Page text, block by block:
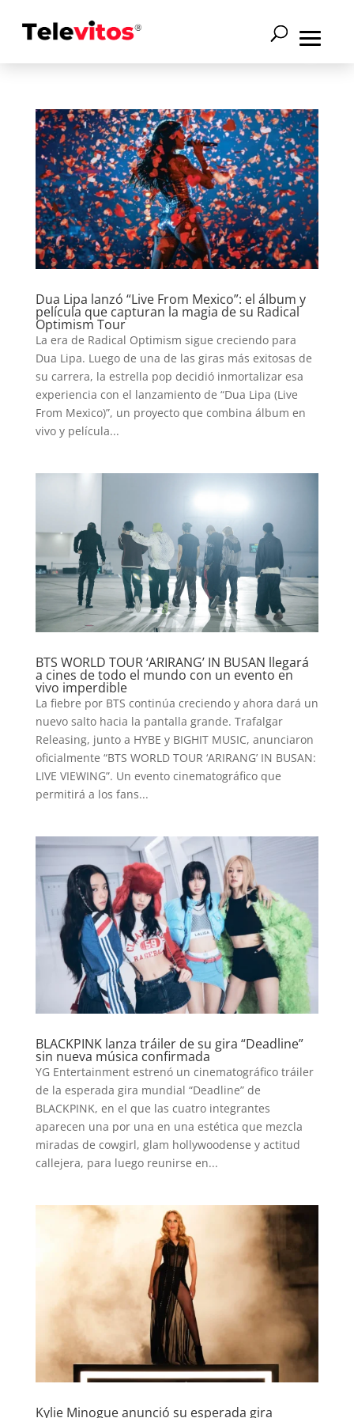
Dua Lipa lanzó “Live From Mexico”: el álbum y
película que capturan la magia de su Radical
Optimism Tour
La era de Radical Optimism sigue creciendo para
Dua Lipa. Luego de una de las giras más exitosas de
su carrera, la estrella pop decidió inmortalizar esa
experiencia con el lanzamiento de “Dua Lipa (Live
From Mexico)”, un proyecto que combina álbum en
vivo y película...
BTS WORLD TOUR ‘ARIRANG’ IN BUSAN llegará
a cines de todo el mundo con un evento en
vivo imperdible
La fiebre por BTS continúa creciendo y ahora dará un
nuevo salto hacia la pantalla grande. Trafalgar
Releasing, junto a HYBE y BIGHIT MUSIC, anunciaron
oficialmente “BTS WORLD TOUR ‘ARIRANG’ IN BUSAN:
LIVE VIEWING”. Un evento cinematográfico que
permitirá a los fans...
BLACKPINK lanza tráiler de su gira “Deadline”
sin nueva música confirmada
YG Entertainment estrenó un cinematográfico tráiler
de la esperada gira mundial “Deadline” de
BLACKPINK, en el que las cuatro integrantes
aparecen una por una en una estética que mezcla
miradas de cowgirl, glam hollywoodense y actitud
callejera, para luego reunirse en...
Kylie Minogue anunció su esperada gira